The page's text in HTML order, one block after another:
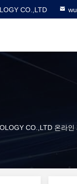
CO.,LTD
CO.,LTD 온라인